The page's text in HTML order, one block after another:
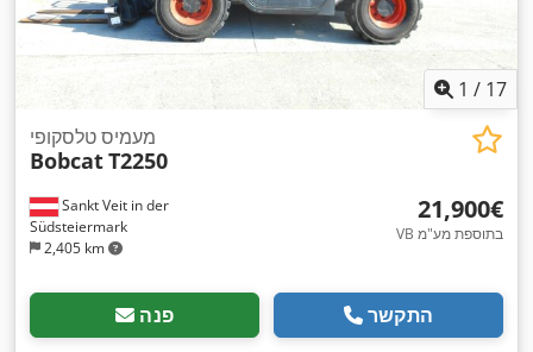
1 / 17
Sankt Veit in der
Südsteiermark
2,405 km
מעמיס טלסקופי
BobcatT2250
‏21,900 ‏€
VB בתוספת מע"מ
פנה התקשר